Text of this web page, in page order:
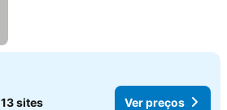
13 sites Ver preços